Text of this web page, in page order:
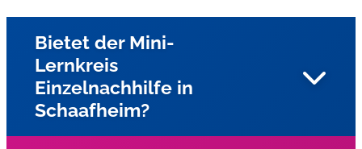
Bietet der Mini-
Lernkreis
Einzelnachhilfe in
Schaafheim?